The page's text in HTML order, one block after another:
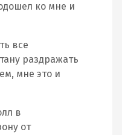
ко мне и
все
раздражать
мне это и
в
от